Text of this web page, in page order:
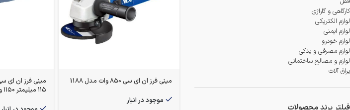
کارگاهی و گاراژی
لوازم الکتریکی
لوازم ایمنی
لوازم خودرو
لوازم مصرفی و یدکی
لوازم و مصالح ساختمانی
یراق آلات
مینی فرز ان ای سی 850 وات مدل 1188
موجود در انبار
۱۱۵ میلیمتر ۱۱۵۰ وات